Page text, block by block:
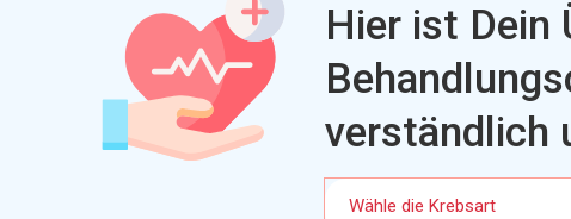
Hier ist Dein
verständlich
Wähle die Krebsart